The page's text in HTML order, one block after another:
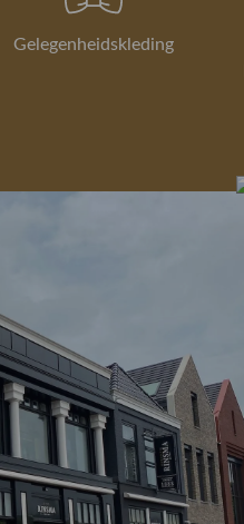
Gelegenheidskleding